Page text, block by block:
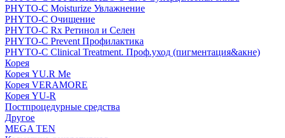
PHYTO-C Moisturize Увлажнение
PHYTO-C Очищение
PHYTO-C Rx Ретинол и Селен
PHYTO-C Prevent Профилактика
PHYTO-C Clinical Treatment. Проф.уход (пигментация&акне)
Корея
Корея YU.R Me
Корея VERAMORE
Корея YU-R
Постпроцедурные средства
Другое
MEGA TEN